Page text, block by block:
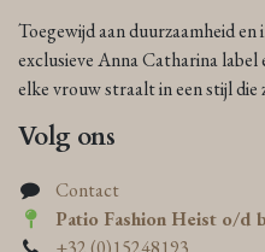
Toegewijd aan duurzaamheid
exclusieve Anna Catharina
elke vrouw straalt in een stijl die
Volg ons
Contact
Patio Fashion Heist o/d